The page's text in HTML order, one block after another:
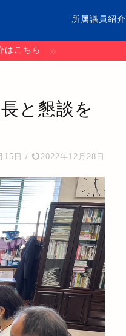
所属議員紹介
はこちら
と懇談を
15日 / 2022年12月28日